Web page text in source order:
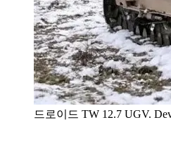
드로이드 TW 12.7 UGV.